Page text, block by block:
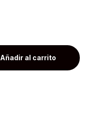
Añadir al carrito